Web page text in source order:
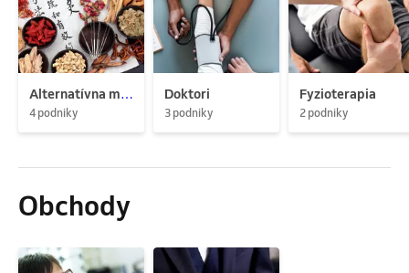
Alternatívna medicína
4 podniky
Doktori
3 podniky
Fyzioterapia
2 podniky
Obchody